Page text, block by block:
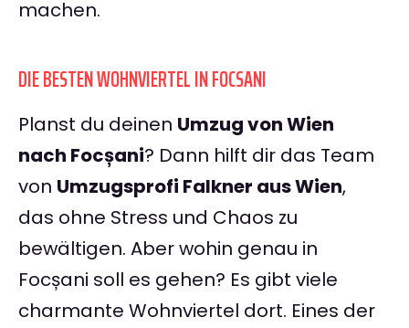
machen.
DIE BESTEN WOHNVIERTEL IN FOCSANI
Planst du deinen Umzug von Wien
nach Focșani? Dann hilft dir das Team
von Umzugsprofi Falkner aus Wien,
das ohne Stress und Chaos zu
bewältigen. Aber wohin genau in
Focșani soll es gehen? Es gibt viele
charmante Wohnviertel dort. Eines der